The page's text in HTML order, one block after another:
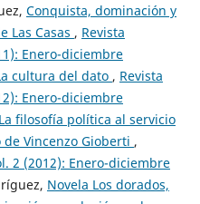
Conquista, dominación y
Las Casas , Revista
Enero-diciembre
cultura del dato , Revista
Enero-diciembre
La filosofía política al servicio
Vincenzo Gioberti ,
2 (2012): Enero-diciembre
Novela Los dorados,